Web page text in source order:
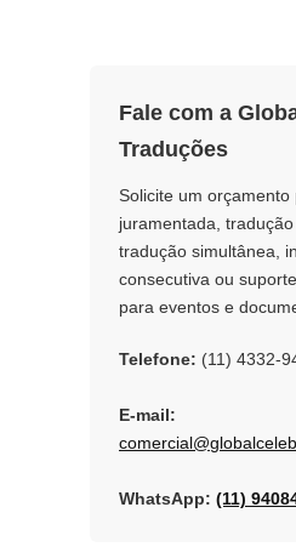
Fale com a
Traduções
Solicite um orçamento
juramentada, tradução
tradução simultânea,
consecutiva ou
para eventos e
Telefone: (11) 4332-
E-mail:
WhatsApp: (11)